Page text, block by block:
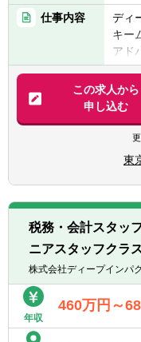
■金
険、
人不
（
での
験が
せん
■一
■ク
築
■プ
スを
■変
境に
■金
仕事内容
ディ
キー
アド
管理
てい
未経
券
境で
新
く
でき
えて
【業
■1つ
を組
ン統
会計
この求人から
申し込む
東
税務・会計スタッ
ニアスタッフクラス
株式会社ディープインパ
年収
460万円～